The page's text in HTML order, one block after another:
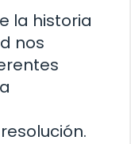
la historia
nos